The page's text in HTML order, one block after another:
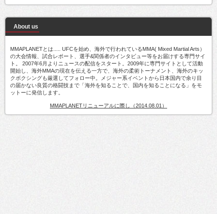
About us
MMAPLANETとは..... UFCを始め、海外で行われているMMA( Mixed Martial Arts）
の大会情報、試合レポート、選手&関係者のインタビュー等をお届けする専門サイ
ト。 2007年6月よりニュースの配信をスタート。2009年に専門サイトとして活動
開始し、海外MMAの現在を伝える一方で、海外の柔術トーナメント、海外のキッ
クボクシングも厳選してフォロー中。メジャー系イベントから日本国内で余り目
の届かない良質の格闘技まで「海外を知ることで、国内を知ることになる」をモ
ットーに発信します。
MMAPLANETリニューアルに際し（2014.08.01）